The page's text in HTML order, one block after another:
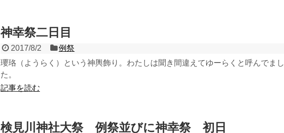
神幸祭二日目
2017/8/2
例祭
瓔珞（ようらく）という神輿飾り。わたしは聞き間違えてゆーらくと呼んでまし
た。
記事を読む
検見川神社大祭 例祭並びに神幸祭 初日